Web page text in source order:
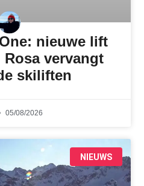
nieuwe lift
Rosa vervangt
skiliften
05/08/2026
NIEUWS